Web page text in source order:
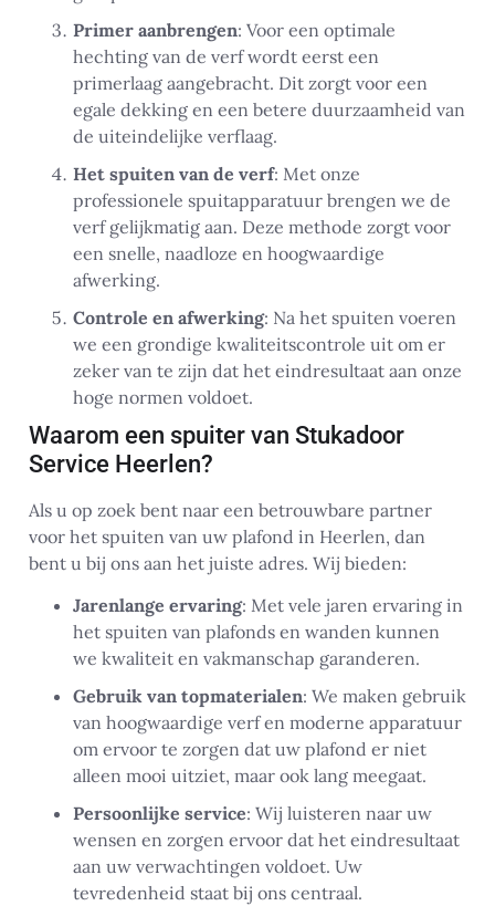
Primer aanbrengen: Voor een optimale
hechting van de verf wordt eerst een
primerlaag aangebracht. Dit zorgt voor een
egale dekking en een betere duurzaamheid van
de uiteindelijke verflaag.
Het spuiten van de verf: Met onze
professionele spuitapparatuur brengen we de
verf gelijkmatig aan. Deze methode zorgt voor
een snelle, naadloze en hoogwaardige
afwerking.
Controle en afwerking: Na het spuiten voeren
we een grondige kwaliteitscontrole uit om er
zeker van te zijn dat het eindresultaat aan onze
hoge normen voldoet.
Waarom een spuiter van Stukadoor
Service Heerlen?
Als u op zoek bent naar een betrouwbare partner
voor het spuiten van uw plafond in Heerlen, dan
bent u bij ons aan het juiste adres. Wij bieden:
Jarenlange ervaring: Met vele jaren ervaring in
het spuiten van plafonds en wanden kunnen
we kwaliteit en vakmanschap garanderen.
Gebruik van topmaterialen: We maken gebruik
van hoogwaardige verf en moderne apparatuur
om ervoor te zorgen dat uw plafond er niet
alleen mooi uitziet, maar ook lang meegaat.
Persoonlijke service: Wij luisteren naar uw
wensen en zorgen ervoor dat het eindresultaat
aan uw verwachtingen voldoet. Uw
tevredenheid staat bij ons centraal.